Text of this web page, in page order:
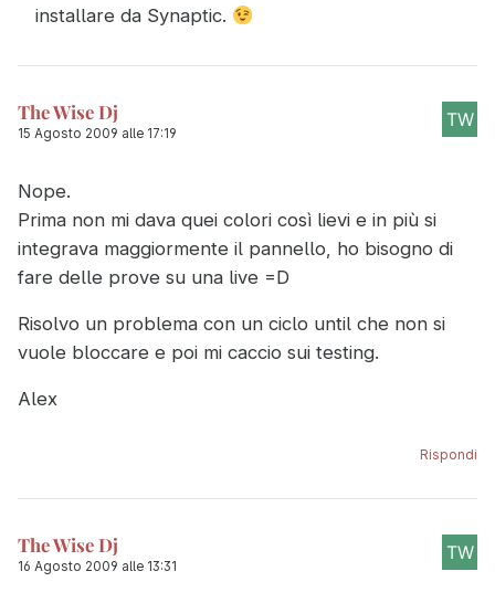
installare da Synaptic.
The Wise Dj
15 Agosto 2009 alle 17:19
Nope.
Prima non mi dava quei colori così lievi e in più si
integrava maggiormente il pannello, ho bisogno di
fare delle prove su una live =D
Risolvo un problema con un ciclo until che non si
vuole bloccare e poi mi caccio sui testing.
Alex
Rispondi
The Wise Dj
16 Agosto 2009 alle 13:31